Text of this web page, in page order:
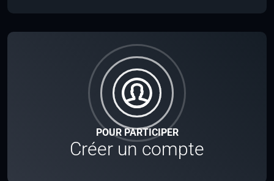
POUR PARTICIPER
Créer un compte